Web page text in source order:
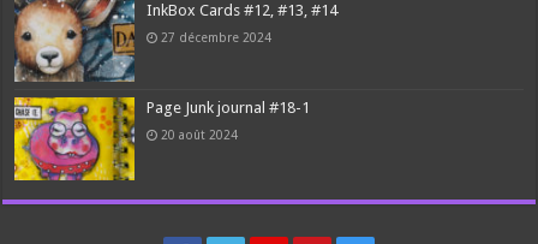
InkBox Cards #12, #13, #14
27 décembre 2024
Page Junk journal #18-1
20 août 2024